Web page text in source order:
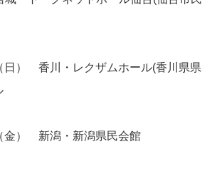
香川・レクザムホール(香川県県
新潟・新潟県民会館